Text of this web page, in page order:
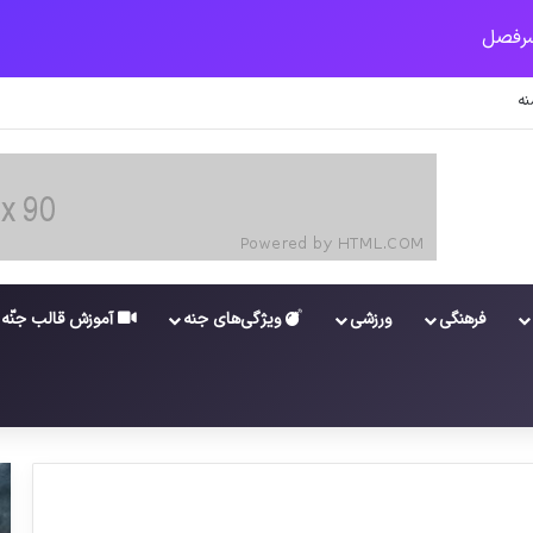
و مستمری بگیران تامین اجتماعی
فرهنگی ورزشی ویژگی‌های جنه آموزش قالب جنّه